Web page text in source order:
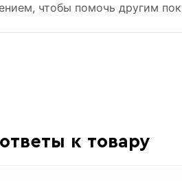
чтобы помочь другим
к товару